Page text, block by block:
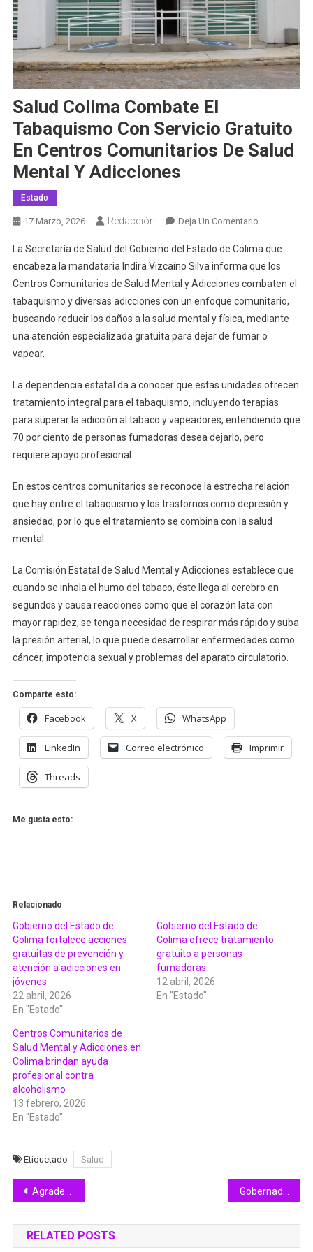
Salud Colima Combate El
Tabaquismo Con Servicio Gratuito
En Centros Comunitarios De Salud
Mental Y Adicciones
Estado
17 Marzo, 2026 Redacción Deja Un ComentarioEn
Colima
Combate
El
Tabaquismo
Con
Servicio
Centros
Comunitarios
De
La Secretaría de Salud del Gobierno del Estado de Colima que
encabeza la mandataria Indira Vizcaíno Silva informa que los
Centros Comunitarios de Salud Mental y Adicciones combaten el
tabaquismo y diversas adicciones con un enfoque comunitario,
buscando reducir los daños a la salud mental y física, mediante
una atención especializada gratuita para dejar de fumar o
vapear.
La dependencia estatal da a conocer que estas unidades ofrecen
tratamiento integral para el tabaquismo, incluyendo terapias
para superar la adicción al tabaco y vapeadores, entendiendo que
70 por ciento de personas fumadoras desea dejarlo, pero
requiere apoyo profesional.
En estos centros comunitarios se reconoce la estrecha relación
que hay entre el tabaquismo y los trastornos como depresión y
ansiedad, por lo que el tratamiento se combina con la salud
mental.
La Comisión Estatal de Salud Mental y Adicciones establece que
cuando se inhala el humo del tabaco, éste llega al cerebro en
segundos y causa reacciones como que el corazón lata con
mayor rapidez, se tenga necesidad de respirar más rápido y suba
la presión arterial, lo que puede desarrollar enfermedades como
cáncer, impotencia sexual y problemas del aparato circulatorio.
Comparte esto:
Facebook X WhatsApp
LinkedIn Correo electrónico Imprimir
Threads
Me gusta esto:
Relacionado
Gobierno del Estado de
Colima fortalece acciones
gratuitas de prevención y
atención a adicciones en
jóvenes
22 abril, 2026
En "Estado"
Gobierno del Estado de
Colima ofrece tratamiento
gratuito a personas
fumadoras
12 abril, 2026
En "Estado"
Centros Comunitarios de
Salud Mental y Adicciones en
Colima brindan ayuda
profesional contra
alcoholismo
13 febrero, 2026
En "Estado"
Etiquetado Salud
Navegación
de
entradas
Agradece Indira Vizcaíno respaldo de la Presidenta de México para contar con Centros LIBRE en todos los municipios Gobernadora de Colima inauguró los Juegos Deportivos Escolares de la Educación Básica 2026
RELATED POSTS